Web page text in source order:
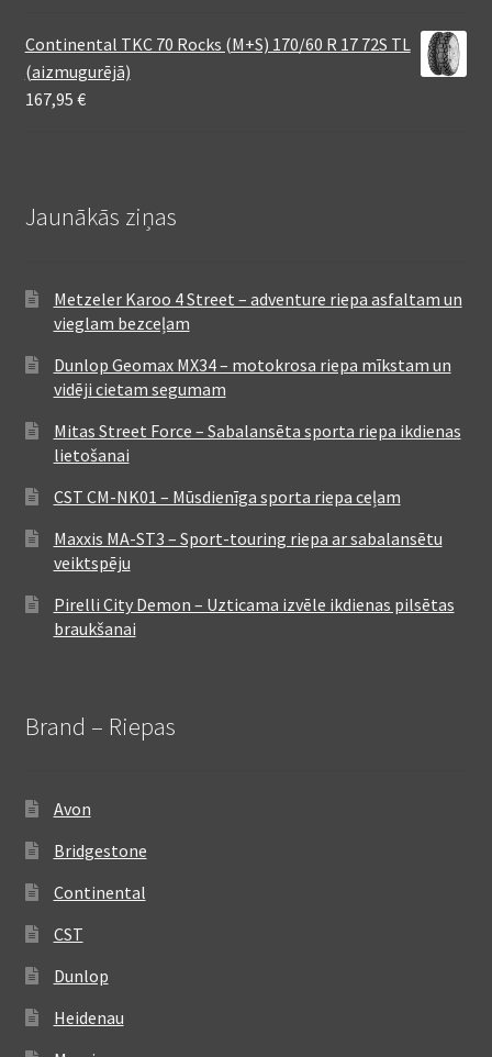
Continental TKC 70 Rocks (M+S) 170/60 R 17 72S TL
(aizmugurējā)
167,95 €
Jaunākās ziņas
Metzeler Karoo 4 Street – adventure riepa asfaltam un
vieglam bezceļam
Dunlop Geomax MX34 – motokrosa riepa mīkstam un
vidēji cietam segumam
Mitas Street Force – Sabalansēta sporta riepa ikdienas
lietošanai
CST CM-NK01 – Mūsdienīga sporta riepa ceļam
Maxxis MA-ST3 – Sport-touring riepa ar sabalansētu
veiktspēju
Pirelli City Demon – Uzticama izvēle ikdienas pilsētas
braukšanai
Brand – Riepas
Avon
Bridgestone
Continental
CST
Dunlop
Heidenau